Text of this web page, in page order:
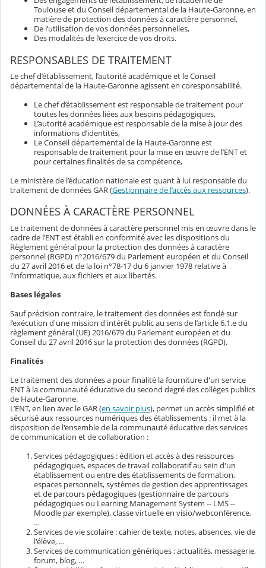
Toulouse et du Conseil départemental de la Haute-Garonne, en
matière de protection des données à caractère personnel,
De l’utilisation de vos données personnelles,
Des modalités de l’exercice de vos droits.
RESPONSABLES DE TRAITEMENT
Le chef d’établissement, l’autorité académique et le Conseil
départemental de la Haute-Garonne agissent en coresponsabilité.
Le chef d’établissement est responsable de traitement pour
toutes les données liées aux besoins pédagogiques,
L’autorité académique est responsable de la mise à jour des
informations d’identités,
Le Conseil départemental de la Haute-Garonne est
responsable de traitement pour la mise en œuvre de l’ENT et
pour certaines finalités de sa compétence,
Le ministère de l’éducation nationale est quant à lui responsable du
traitement de données GAR (Gestionnaire de l’accès aux ressources).
DONNÉES À CARACTÈRE PERSONNEL
Le traitement de données à caractère personnel mis en œuvre dans le
cadre de l’ENT est établi en conformité avec les dispositions du
Règlement général pour la protection des données à caractère
personnel (RGPD) n°2016/679 du Parlement européen et du Conseil
du 27 avril 2016 et de la loi n°78-17 du 6 janvier 1978 relative à
l’informatique, aux fichiers et aux libertés.
Bases légales
Sauf précision contraire, le traitement des données est fondé sur
l’exécution d'une mission d'intérêt public au sens de l’article 6.1.e du
règlement général (UE) 2016/679 du Parlement européen et du
Conseil du 27 avril 2016 sur la protection des données (RGPD).
Finalités
Le traitement des données a pour finalité la fourniture d'un service
ENT à la communauté éducative du second degré des collèges publics
de Haute-Garonne.
L’ENT, en lien avec le GAR (en savoir plus), permet un accès simplifié et
sécurisé aux ressources numériques des établissements : il met à la
disposition de l'ensemble de la communauté éducative des services
de communication et de collaboration :
Services pédagogiques : édition et accès à des ressources
pédagogiques, espaces de travail collaboratif au sein d'un
établissement ou entre des établissements de formation,
espaces personnels, systèmes de gestion des apprentissages
et de parcours pédagogiques (gestionnaire de parcours
pédagogiques ou Learning Management System -- LMS --
Moodle par exemple), classe virtuelle en visio/webconférence,
…
Services de vie scolaire : cahier de texte, notes, absences, vie de
l'élève, …
Services de communication génériques : actualités, messagerie,
forum, blog, …